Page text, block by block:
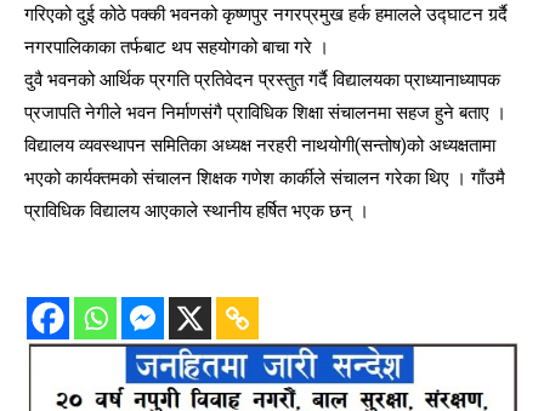
गरिएको दुई कोठे पक्की भवनको कृष्णपुर नगरप्रमुख हर्क हमालले उद्घाटन गर्र्दै
नगरपालिकाका तर्फबाट थप सहयोगको बाचा गरे ।
दुवै भवनको आर्थिक प्रगति प्रतिवेदन प्रस्तुत गर्दै विद्यालयका प्राध्यानाध्यापक
प्रजापति नेगीले भवन निर्माणसंगै प्राविधिक शिक्षा संचालनमा सहज हुने बताए ।
विद्यालय व्यवस्थापन समितिका अध्यक्ष नरहरी नाथयोगी(सन्तोष)को अध्यक्षतामा
भएको कार्यक्तमको संचालन शिक्षक गणेश कार्कीले संचालन गरेका थिए । गाँउमै
प्राविधिक विद्यालय आएकाले स्थानीय हर्षित भएक छन् ।